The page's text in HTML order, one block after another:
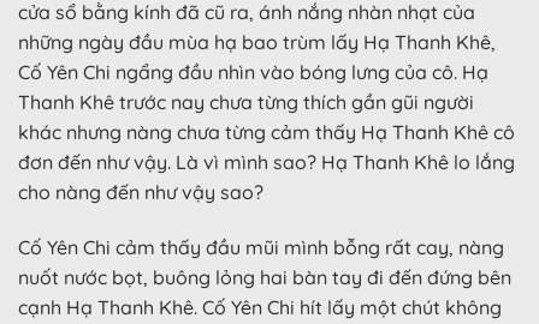
cửa sổ bằng kính đã cũ ra, ánh nắng nhàn nhạt của
những ngày đầu mùa hạ bao trùm lấy Hạ Thanh Khê,
Cố Yên Chi ngẩng đầu nhìn vào bóng lưng của cô. Hạ
Thanh Khê trước nay chưa từng thích gần gũi người
khác nhưng nàng chưa từng cảm thấy Hạ Thanh Khê cô
đơn đến như vậy. Là vì mình sao? Hạ Thanh Khê lo lắng
cho nàng đến như vậy sao?
Cố Yên Chi cảm thấy đầu mũi mình bỗng rất cay, nàng
nuốt nước bọt, buông lỏng hai bàn tay đi đến đứng bên
cạnh Hạ Thanh Khê. Cố Yên Chi hít lấy một chút không